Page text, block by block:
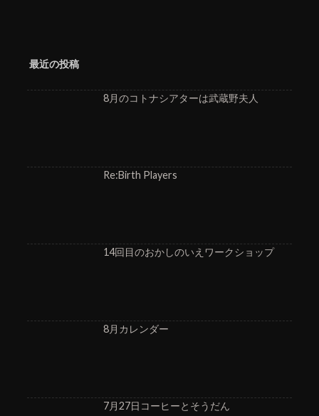
最近の投稿
8月のコトナシアターは武蔵野夫人
Re:Birth Players
14回目のおかしのいえワークショップ
8月カレンダー
7月27日コーヒーとそうだん